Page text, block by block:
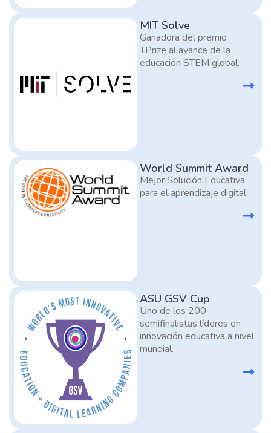
MIT Solve
Ganadora del premio
TPrize al avance de la
educación STEM global.
World Summit Award
Mejor Solución Educativa
para el aprendizaje digital.
ASU GSV Cup
Uno de los 200
semifinalistas líderes en
innovación educativa a nivel
mundial.